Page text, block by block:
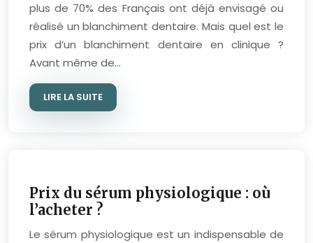
plus de 70% des Français ont déjà envisagé ou
réalisé un blanchiment dentaire. Mais quel est le
prix d’un blanchiment dentaire en clinique ?
Avant même de…
LIRE LA SUITE
Prix du sérum physiologique : où
l’acheter ?
Le sérum physiologique est un indispensable de